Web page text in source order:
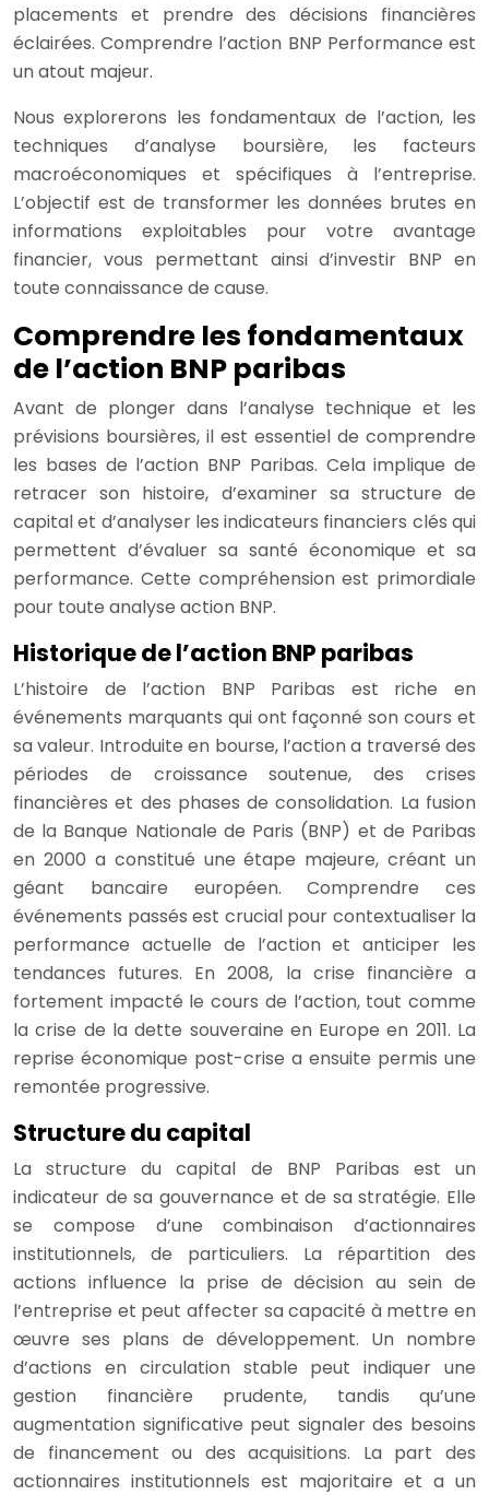
placements et prendre des décisions financières
éclairées. Comprendre l’action BNP Performance est
un atout majeur.
Nous explorerons les fondamentaux de l’action, les
techniques d’analyse boursière, les facteurs
macroéconomiques et spécifiques à l’entreprise.
L’objectif est de transformer les données brutes en
informations exploitables pour votre avantage
financier, vous permettant ainsi d’investir BNP en
toute connaissance de cause.
Comprendre les fondamentaux
de l’action BNP paribas
Avant de plonger dans l’analyse technique et les
prévisions boursières, il est essentiel de comprendre
les bases de l’action BNP Paribas. Cela implique de
retracer son histoire, d’examiner sa structure de
capital et d’analyser les indicateurs financiers clés qui
permettent d’évaluer sa santé économique et sa
performance. Cette compréhension est primordiale
pour toute analyse action BNP.
Historique de l’action BNP paribas
L’histoire de l’action BNP Paribas est riche en
événements marquants qui ont façonné son cours et
sa valeur. Introduite en bourse, l’action a traversé des
périodes de croissance soutenue, des crises
financières et des phases de consolidation. La fusion
de la Banque Nationale de Paris (BNP) et de Paribas
en 2000 a constitué une étape majeure, créant un
géant bancaire européen. Comprendre ces
événements passés est crucial pour contextualiser la
performance actuelle de l’action et anticiper les
tendances futures. En 2008, la crise financière a
fortement impacté le cours de l’action, tout comme
la crise de la dette souveraine en Europe en 2011. La
reprise économique post-crise a ensuite permis une
remontée progressive.
Structure du capital
La structure du capital de BNP Paribas est un
indicateur de sa gouvernance et de sa stratégie. Elle
se compose d’une combinaison d’actionnaires
institutionnels, de particuliers. La répartition des
actions influence la prise de décision au sein de
l’entreprise et peut affecter sa capacité à mettre en
œuvre ses plans de développement. Un nombre
d’actions en circulation stable peut indiquer une
gestion financière prudente, tandis qu’une
augmentation significative peut signaler des besoins
de financement ou des acquisitions. La part des
actionnaires institutionnels est majoritaire et a un